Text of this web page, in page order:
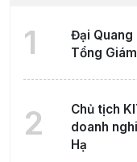
1
Đại Quang
Tổng
2
Chủ tịch
doanh
Hạ